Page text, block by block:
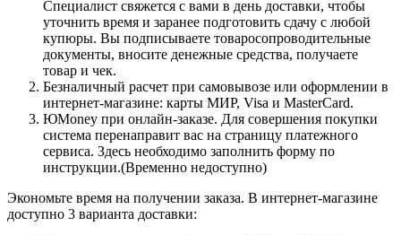
Специалист свяжется с вами в день доставки, чтобы
уточнить время и заранее подготовить сдачу с любой
купюры. Вы подписываете товаросопроводительные
документы, вносите денежные средства, получаете
товар и чек.
Безналичный расчет при самовывозе или оформлении в
интернет-магазине: карты МИР, Visa и MasterCard.
ЮMoney при онлайн-заказе. Для совершения покупки
система перенаправит вас на страницу платежного
сервиса. Здесь необходимо заполнить форму по
инструкции.(Временно недоступно)
Экономьте время на получении заказа. В интернет-магазине
доступно 3 варианта доставки: